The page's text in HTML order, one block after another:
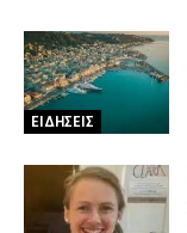
ΕΙΔΗΣΕΙΣ